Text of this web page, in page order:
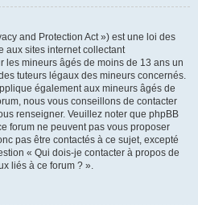
and Protection Act ») est une loi des
aux sites internet collectant
les mineurs âgés de moins de 13 ans un
tuteurs légaux des mineurs concernés.
également aux mineurs âgés de
nous vous conseillons de contacter
renseigner. Veuillez noter que phpBB
forum ne peuvent pas vous proposer
pas être contactés à ce sujet, excepté
« Qui dois-je contacter à propos de
liés à ce forum ? ».